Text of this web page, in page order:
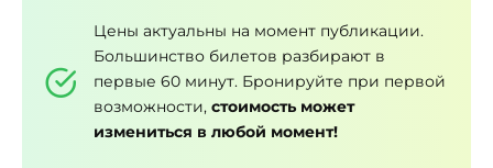
Цены актуальны на момент публикации.
Большинство билетов разбирают в
первые 60 минут. Бронируйте при первой
возможности, стоимость может
измениться в любой момент!